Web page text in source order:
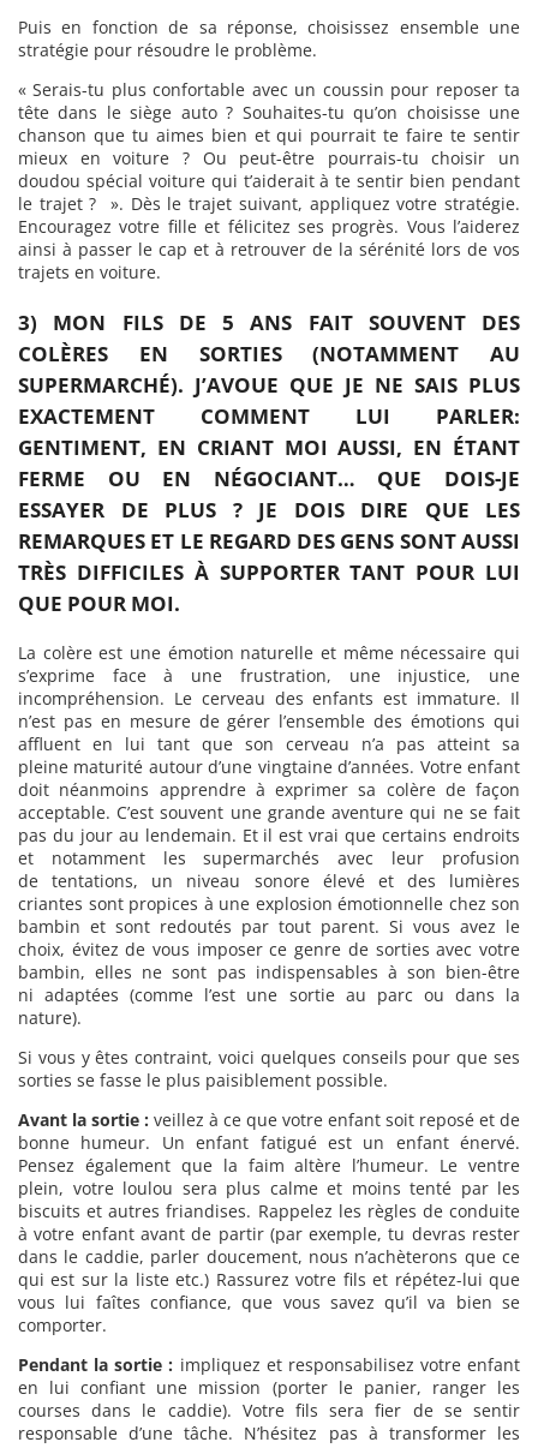
Puis en fonction de sa réponse, choisissez ensemble une
stratégie pour résoudre le problème.
« Serais-tu plus confortable avec un coussin pour reposer ta
tête dans le siège auto ? Souhaites-tu qu’on choisisse une
chanson que tu aimes bien et qui pourrait te faire te sentir
mieux en voiture ? Ou peut-être pourrais-tu choisir un
doudou spécial voiture qui t’aiderait à te sentir bien pendant
le trajet ? ». Dès le trajet suivant, appliquez votre stratégie.
Encouragez votre fille et félicitez ses progrès. Vous l’aiderez
ainsi à passer le cap et à retrouver de la sérénité lors de vos
trajets en voiture.
3) MON FILS DE 5 ANS FAIT SOUVENT DES
COLÈRES EN SORTIES (NOTAMMENT AU
SUPERMARCHÉ). J’AVOUE QUE JE NE SAIS PLUS
EXACTEMENT COMMENT LUI PARLER:
GENTIMENT, EN CRIANT MOI AUSSI, EN ÉTANT
FERME OU EN NÉGOCIANT… QUE DOIS-JE
ESSAYER DE PLUS ? JE DOIS DIRE QUE LES
REMARQUES ET LE REGARD DES GENS SONT AUSSI
TRÈS DIFFICILES À SUPPORTER TANT POUR LUI
QUE POUR MOI.
La colère est une émotion naturelle et même nécessaire qui
s’exprime face à une frustration, une injustice, une
incompréhension. Le cerveau des enfants est immature. Il
n’est pas en mesure de gérer l’ensemble des émotions qui
affluent en lui tant que son cerveau n’a pas atteint sa
pleine maturité autour d’une vingtaine d’années. Votre enfant
doit néanmoins apprendre à exprimer sa colère de façon
acceptable. C’est souvent une grande aventure qui ne se fait
pas du jour au lendemain. Et il est vrai que certains endroits
et notamment les supermarchés avec leur profusion
de tentations, un niveau sonore élevé et des lumières
criantes sont propices à une explosion émotionnelle chez son
bambin et sont redoutés par tout parent. Si vous avez le
choix, évitez de vous imposer ce genre de sorties avec votre
bambin, elles ne sont pas indispensables à son bien-être
ni adaptées (comme l’est une sortie au parc ou dans la
nature).
Si vous y êtes contraint, voici quelques conseils pour que ses
sorties se fasse le plus paisiblement possible.
Avant la sortie : veillez à ce que votre enfant soit reposé et de
bonne humeur. Un enfant fatigué est un enfant énervé.
Pensez également que la faim altère l’humeur. Le ventre
plein, votre loulou sera plus calme et moins tenté par les
biscuits et autres friandises. Rappelez les règles de conduite
à votre enfant avant de partir (par exemple, tu devras rester
dans le caddie, parler doucement, nous n’achèterons que ce
qui est sur la liste etc.) Rassurez votre fils et répétez-lui que
vous lui faîtes confiance, que vous savez qu’il va bien se
comporter.
Pendant la sortie : impliquez et responsabilisez votre enfant
en lui confiant une mission (porter le panier, ranger les
courses dans le caddie). Votre fils sera fier de se sentir
responsable d’une tâche. N’hésitez pas à transformer les